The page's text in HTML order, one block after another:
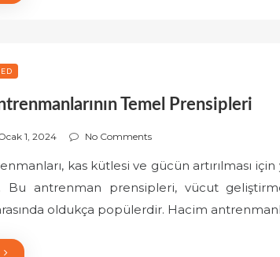
Temel Prensipleri
1, 2024 No Comments
kas kütlesi ve gücün artırılması
Bu antrenman prensipleri, vücut
oldukça popülerdir. Hacim